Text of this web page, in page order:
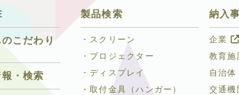
のこだわり
・検索
納入
企業
教育施
自治体
交通機
製品検索
・スクリーン
・プロジェクター
・ディスプレイ
・取付金具（ハンガー）